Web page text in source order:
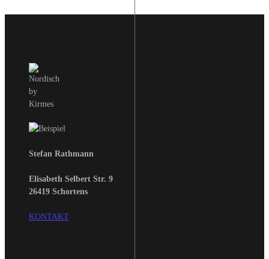
Stefan Rathmann
Elisabeth Selbert Str. 9
26419 Schortens
KONTAKT